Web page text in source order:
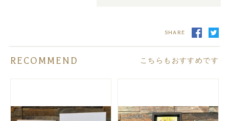
SHARE
RECOMMEND こちらもおすすめです